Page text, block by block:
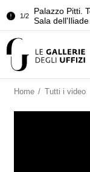
1/2
Palazzo Pitti.
Sala dell'Iliade
Granduchi
Sala dell'Iliade
Granduchi
…
Home / Tutti i video